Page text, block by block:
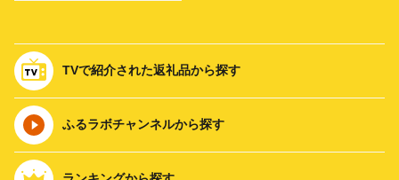
TVで紹介された返礼品から探す
ふるラボチャンネルから探す